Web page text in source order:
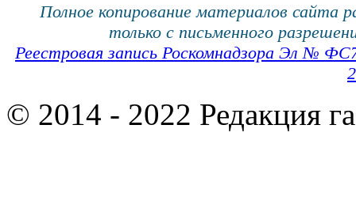
Полное копирование материалов сайта
только с письменного
Реестровая запись Роскомнадзора Эл №
© 2014 - 2022 Редакция